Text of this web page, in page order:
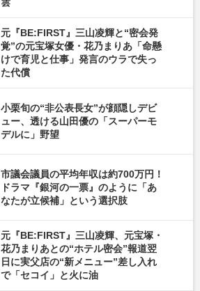
雲
元『BE:FIRST』三山凌輝と“密会発
覚”の元宝塚女優・花乃まりあ「命懸
けで育児と仕事」発言のウラで失っ
た代償
小栗旬の“非公表長女”が顔隠しデビ
ュー、透ける山田優の「スーパーモ
デルに」野望
市議会議員の平均年収は約700万円！
ドラマ『銀河の一票』のように「あ
なたが立候補」という選択肢
元『BE:FIRST』三山凌輝、元宝塚・
花乃まりあとの“ホテル密会”報道翌
日に実父店の“新メニュー”差し入れ
で「セコイ」と火に油